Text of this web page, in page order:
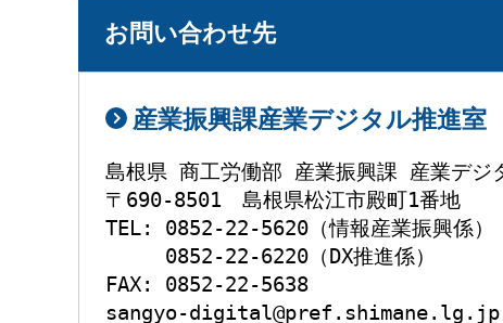
お問い合わせ先
産業振興課産業デジタル推進室
島根県 商工労働部 産業振興課 産業デジ
〒690-8501　島根県松江市殿町1番地
TEL: 0852-22-5620（情報産業振興係）
0852-22-6220（DX推進係）
FAX: 0852-22-5638